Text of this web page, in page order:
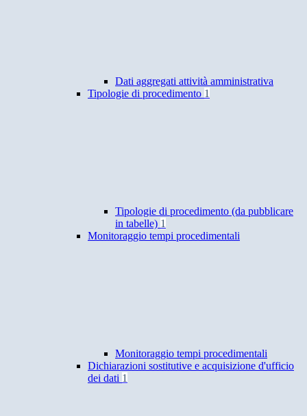
Dati aggregati attività amministrativa
Tipologie di procedimento 1
Tipologie di procedimento (da pubblicare
in tabelle) 1
Monitoraggio tempi procedimentali
Monitoraggio tempi procedimentali
Dichiarazioni sostitutive e acquisizione d'ufficio
dei dati 1